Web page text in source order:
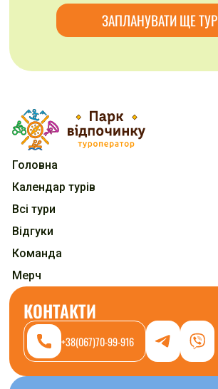
ЗАПЛАНУВАТИ ЩЕ ТУР
Головна
Календар турів
Всі тури
Відгуки
Команда
Мерч
КОНТАКТИ
+38(067)70-99-916